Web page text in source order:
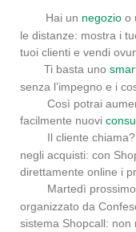
Hai un negozio o
le distanze: mostra i
tuoi clienti e vendi
Ti basta uno
senza l’impegno e i
Così potrai
facilmente nuovi
Il cliente
negli acquisti: con
direttamente online i
Martedì
organizzato da
sistema Shopcall: non